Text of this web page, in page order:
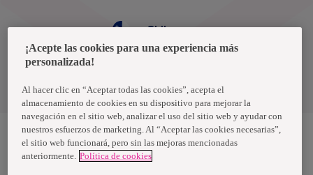
Términos y condiciones
Chile
Nosotras, una marca de Essity - una compañía global líder en
¡Acepte las cookies para una experiencia más
personalizada!
Al hacer clic en “Aceptar todas las cookies”, acepta el
almacenamiento de cookies en su dispositivo para mejorar la
navegación en el sitio web, analizar el uso del sitio web y ayudar con
nuestros esfuerzos de marketing. Al “Aceptar las cookies necesarias”,
el sitio web funcionará, pero sin las mejoras mencionadas
anteriormente. Política de cookies